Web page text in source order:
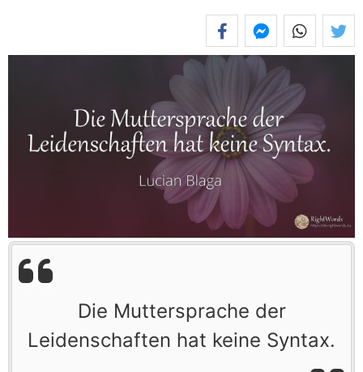
Die Muttersprache der
Leidenschaften hat keine Syntax.